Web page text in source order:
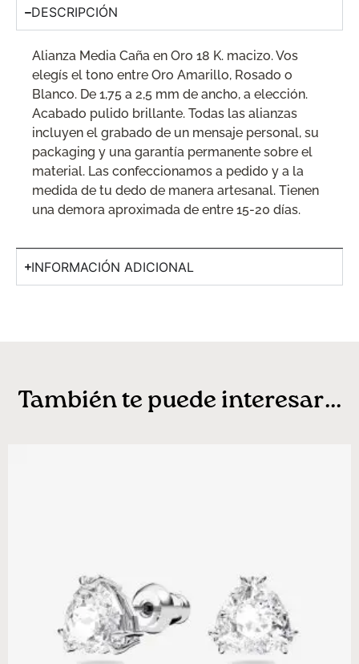
DESCRIPCIÓN
Alianza Media Caña en Oro 18 K. macizo. Vos
elegís el tono entre Oro Amarillo, Rosado o
Blanco. De 1,75 a 2,5 mm de ancho, a elección.
Acabado pulido brillante. Todas las alianzas
incluyen el grabado de un mensaje personal, su
packaging y una garantía permanente sobre el
material. Las confeccionamos a pedido y a la
medida de tu dedo de manera artesanal. Tienen
una demora aproximada de entre 15-20 días.
INFORMACIÓN ADICIONAL
También te puede interesar...